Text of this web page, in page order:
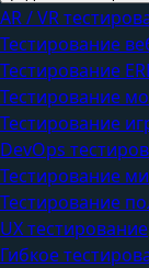
AR / VR
Тестирование
Тестирование
Тестирование
Тестирование
DevOps
Тестирование
Тестирование
UX тестирование
Гибкое